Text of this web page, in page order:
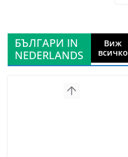
БЪЛГАРИ IN
NEDERLANDS
Виж
всичко